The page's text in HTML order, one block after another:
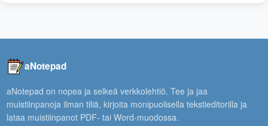
aNotepad
aNotepad on nopea ja selkeä verkkolehtiö. Tee ja jaa
muistiinpanoja ilman tiliä, kirjoita monipuolisella tekstieditorilla ja
lataa muistiinpanot PDF- tai Word-muodossa.